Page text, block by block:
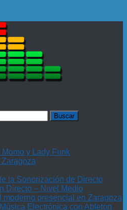
y Lady Funk
la Sonorización de Directo
Directo – Nivel Medio
moderno presencial en Zaragoza
Electrónica con Ableton